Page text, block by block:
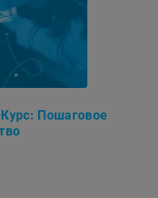
Пошаговое